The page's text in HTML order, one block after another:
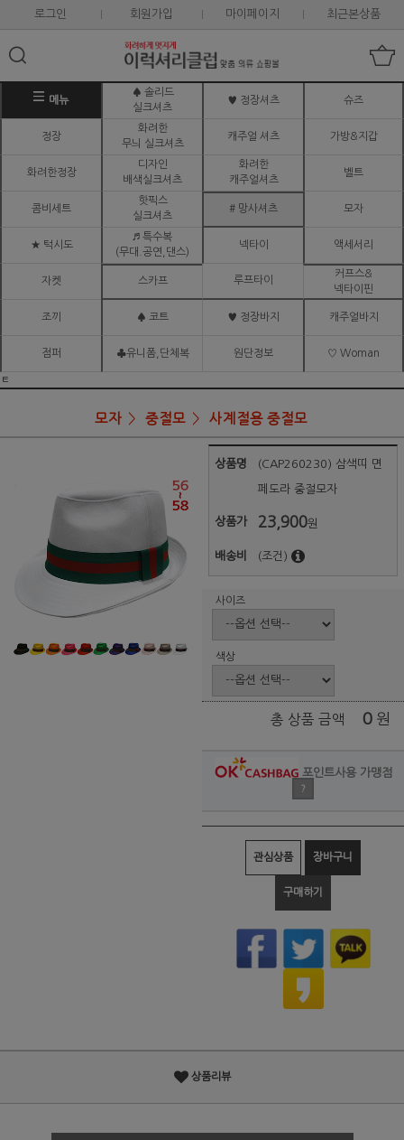
로그인 회원가입 마이페이지 최근본상품
메뉴
♠ 솔리드
실크셔츠
♥ 정장셔츠 슈즈
정장
화려한
무늬 실크셔츠
캐주얼 셔츠 가방&지갑
화려한정장
디자인
배색실크셔츠
화려한
캐주얼셔츠
벨트
콤비세트
핫픽스
실크셔츠
# 망사셔츠 모자
★ 턱시도
♬ 특수복
(무대.공연,댄스)
넥타이 액세서리
자켓 스카프 루프타이
커프스&
넥타이핀
조끼 ♠ 코트 ♥ 정장바지 캐주얼바지
점퍼 ♣유니폼,단체복 원단정보 ♡ Woman
ㅌ
모자 중절모 사계절용 중절모
상품명 (CAP260230) 삼색띠 면
페도라 중절모자
상품가 23,900원
배송비 (조건)
사이즈
색상
총 상품 금액 0 원
포인트사용 가맹점
?
관심상품 장바구니
구매하기
상품리뷰